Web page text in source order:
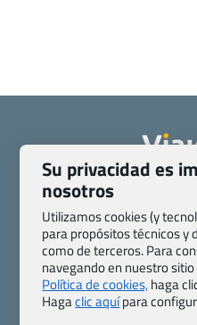
Pasaporte, Visado, Salud y
Blog de Viajes.com
Preguntas frecuentes
Política de privacidad y
Todas las
Su privacidad es
nosotros
Utilizamos cookies (y
para propósitos técnicos y
como de terceros. Para
navegando en nuestro
Política de cookies,haga
Hagaclic aquípara